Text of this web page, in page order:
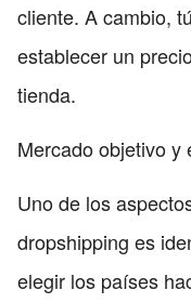
cliente. A cambio,
establecer un
tienda.
Mercado objetivo
Uno de los
dropshipping es
elegir los países